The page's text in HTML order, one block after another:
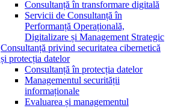
Consultanță în transformare digitală
Servicii de Consultanță în
Performanță Operațională,
Digitalizare și Management Strategic
Consultanță privind securitatea cibernetică
și protecția datelor
Consultanță în protecția datelor
Managementul securității
informaționale
Evaluarea și managementul